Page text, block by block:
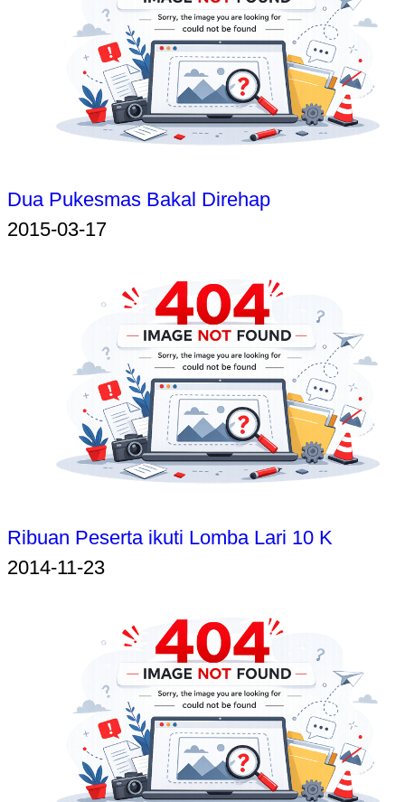
Dua Pukesmas Bakal Direhap
2015-03-17
Ribuan Peserta ikuti Lomba Lari 10 K
2014-11-23